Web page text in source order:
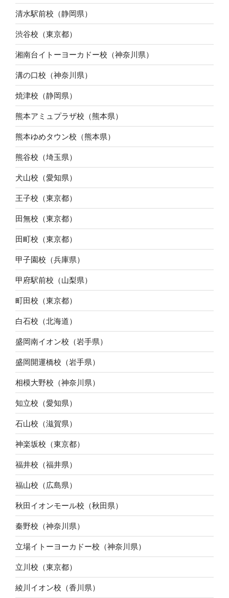
清水駅前校（静岡県）
渋谷校（東京都）
湘南台イトーヨーカドー校（神奈川県）
溝の口校（神奈川県）
焼津校（静岡県）
熊本アミュプラザ校（熊本県）
熊本ゆめタウン校（熊本県）
熊谷校（埼玉県）
犬山校（愛知県）
王子校（東京都）
田無校（東京都）
田町校（東京都）
甲子園校（兵庫県）
甲府駅前校（山梨県）
町田校（東京都）
白石校（北海道）
盛岡南イオン校（岩手県）
盛岡開運橋校（岩手県）
相模大野校（神奈川県）
知立校（愛知県）
石山校（滋賀県）
神楽坂校（東京都）
福井校（福井県）
福山校（広島県）
秋田イオンモール校（秋田県）
秦野校（神奈川県）
立場イトーヨーカドー校（神奈川県）
立川校（東京都）
綾川イオン校（香川県）